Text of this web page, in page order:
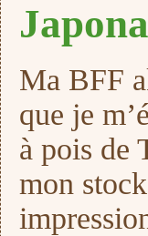
Ma BFF
que je
à pois de
mon